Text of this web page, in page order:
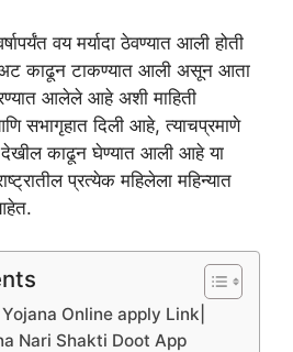
वय मर्यादा ठेवण्यात आली होती
अट काढून टाकण्यात आली असून आता
आलेले आहे अशी माहिती
सभागृहात दिली आहे, त्याचप्रमाणे
देखील काढून घेण्यात आली आहे या
प्रत्येक महिलेला महिन्यात
Online apply Link|
Nari Shakti Doot App